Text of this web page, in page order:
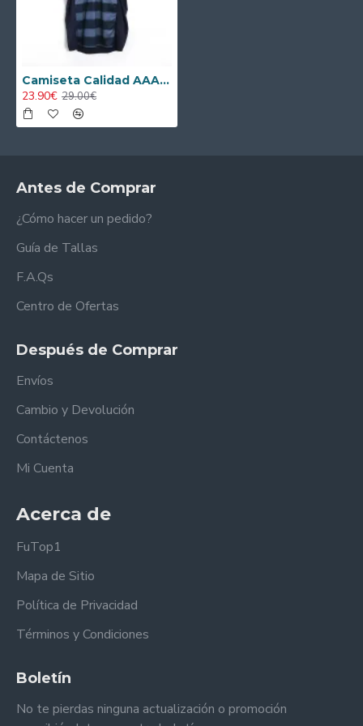
Camiseta Calidad AAA Inter de Milán Third 2004/05 Retro
23.90€ 29.00€
Antes de Comprar
¿Cómo hacer un pedido?
Guía de Tallas
F.A.Qs
Centro de Ofertas
Después de Comprar
Envíos
Cambio y Devolución
Contáctenos
Mi Cuenta
Acerca de
FuTop1
Mapa de Sitio
Política de Privacidad
Términos y Condiciones
Boletín
No te pierdas ninguna actualización o promoción